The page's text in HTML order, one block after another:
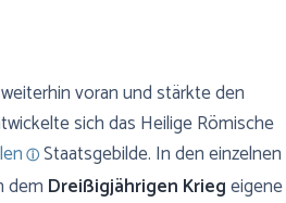
voran und stärkte den
sich das Heilige Römische
Staatsgebilde. In den einzelnen
dem Dreißigjährigen Kriegeigene